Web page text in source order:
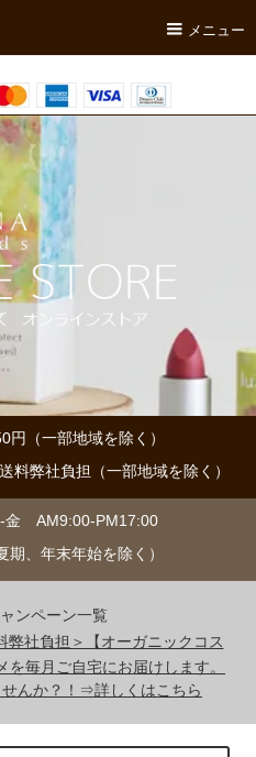
メニュー
円（一部地域を除く）
料弊社負担（一部地域を除く）
金 AM9:00-PM17:00
、年末年始を除く）
ンペーン一覧
弊社負担＞【オーガニックコス
毎月ご自宅にお届けします。
んか？！⇒詳しくはこちら